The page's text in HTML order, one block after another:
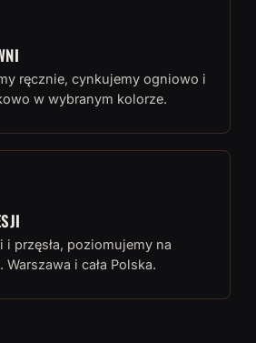
ręcznie, cynkujemy ogniowo i
w wybranym kolorze.
i przęsła, poziomujemy na
i cała Polska.